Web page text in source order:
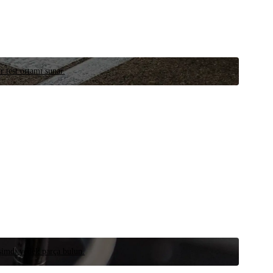
test ortamı sunar.
yedek parça bulun.